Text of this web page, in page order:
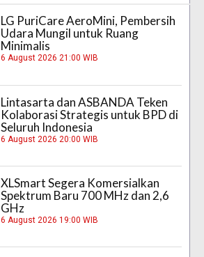
LG PuriCare AeroMini, Pembersih
Udara Mungil untuk Ruang
Minimalis
6 August 2026 21:00 WIB
Lintasarta dan ASBANDA Teken
Kolaborasi Strategis untuk BPD di
Seluruh Indonesia
6 August 2026 20:00 WIB
XLSmart Segera Komersialkan
Spektrum Baru 700 MHz dan 2,6
GHz
6 August 2026 19:00 WIB